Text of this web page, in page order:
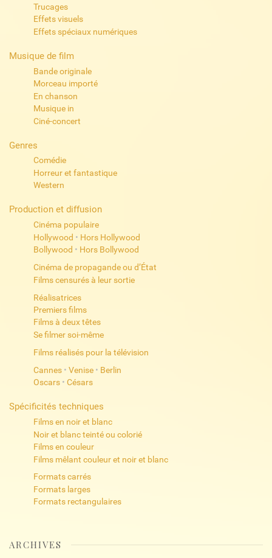
Trucages
Effets visuels
Effets spéciaux numériques
Musique de film
Bande originale
Morceau importé
En chanson
Musique in
Ciné-concert
Genres
Comédie
Horreur et fantastique
Western
Production et diffusion
Cinéma populaire
Hollywood • Hors Hollywood
Bollywood • Hors Bollywood
Cinéma de propagande ou d’État
Films censurés à leur sortie
Réalisatrices
Premiers films
Films à deux têtes
Se filmer soi-même
Films réalisés pour la télévision
Cannes • Venise • Berlin
Oscars • Césars
Spécificités techniques
Films en noir et blanc
Noir et blanc teinté ou colorié
Films en couleur
Films mêlant couleur et noir et blanc
Formats carrés
Formats larges
Formats rectangulaires
ARCHIVES